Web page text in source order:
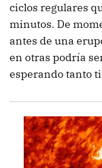
ciclos regulares
minutos. De
antes de una
en otras podría
esperando tanto